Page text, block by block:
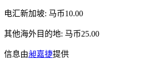
电汇新加坡: 马币10.00
其他海外目的地: 马币25.00
信息由昶嘉捷提供